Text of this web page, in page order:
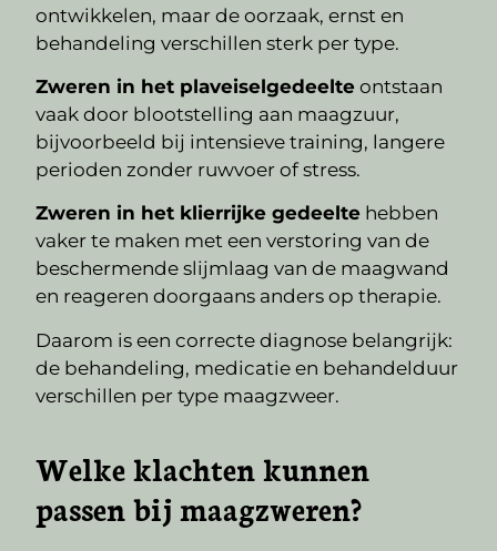
ontwikkelen, maar de oorzaak, ernst en
behandeling verschillen sterk per type.
Zweren in het plaveiselgedeelte ontstaan
vaak door blootstelling aan maagzuur,
bijvoorbeeld bij intensieve training, langere
perioden zonder ruwvoer of stress.
Zweren in het klierrijke gedeelte hebben
vaker te maken met een verstoring van de
beschermende slijmlaag van de maagwand
en reageren doorgaans anders op therapie.
Daarom is een correcte diagnose belangrijk:
de behandeling, medicatie en behandelduur
verschillen per type maagzweer.
Welke klachten kunnen
passen bij maagzweren?